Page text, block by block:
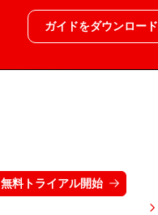
ガイドをダウンロード
無料トライアル開始